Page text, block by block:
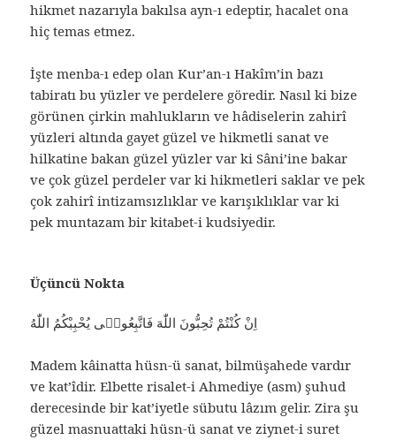
hikmet nazarıyla bakılsa ayn-ı edeptir, hacalet ona
hiç temas etmez.
İşte menba-ı edep olan Kur’an-ı Hakîm’in bazı
tabiratı bu yüzler ve perdelere göredir. Nasıl ki bize
görünen çirkin mahlukların ve hâdiselerin zahirî
yüzleri altında gayet güzel ve hikmetli sanat ve
hilkatine bakan güzel yüzler var ki Sâni’ine bakar
ve çok güzel perdeler var ki hikmetleri saklar ve pek
çok zahirî intizamsızlıklar ve karışıklıklar var ki
pek muntazam bir kitabet-i kudsiyedir.
Üçüncü Nokta
اِنْ كُنْتُمْ تُحِبُّونَ اللّٰهَ فَاتَّبِعُونٖى يُحْبِبْكُمُ اللّٰهُ
Madem kâinatta hüsn-ü sanat, bilmüşahede vardır
ve kat’îdir. Elbette risalet-i Ahmediye (asm) şuhud
derecesinde bir kat’iyetle sübutu lâzım gelir. Zira şu
güzel masnuattaki hüsn-ü sanat ve ziynet-i suret